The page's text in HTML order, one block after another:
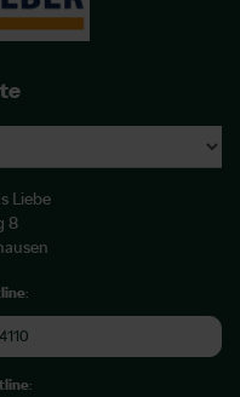
Liebe
8
:
: